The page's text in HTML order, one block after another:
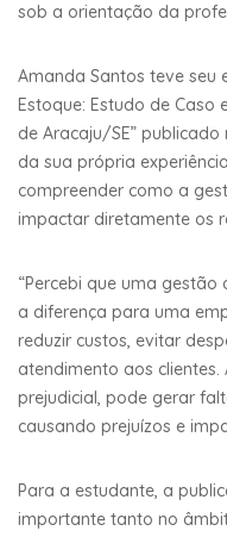
sob a orientação da
Amanda Santos teve seu
Estoque: Estudo de Caso
de Aracaju/SE”
da sua própria
compreender como a
impactar diretamente os
“Percebi que uma
a diferença para uma
reduzir custos, evitar
atendimento aos
prejudicial, pode gerar
causando prejuízos e
Para a estudante, a
importante tanto no